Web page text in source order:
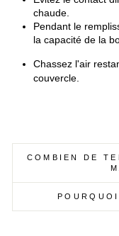
chaude.
Pendant le
la capacité de la
Chassez l'air
couvercle.
COMBIEN DE